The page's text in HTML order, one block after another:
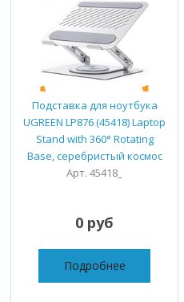
Подставка для ноутбука
UGREEN LP876 (45418) Laptop
Stand with 360° Rotating
Base, серебристый космос
Арт. 45418_
0 руб
Подробнее